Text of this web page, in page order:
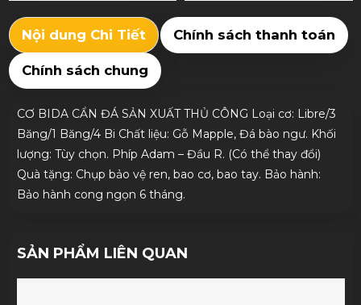
Nội dung Chi Tiết Chính sách thanh toán
Chính sách chung
CƠ BIDA CẨN ĐÁ SẢN XUẤT THỦ CÔNG Loại cơ: Libre/3
Băng/1 Băng/4 Bi Chất liệu: Gỗ Mapple, Đá bào ngư. Khối
lượng: Tùy chọn. Phíp Adam – Đầu R. (Có thể thay đổi)
Quà tặng: Chụp bảo vệ ren, bao cơ, bao tay. Bảo hành:
Bảo hành cong ngọn 6 tháng.
SẢN PHẨM LIÊN QUAN